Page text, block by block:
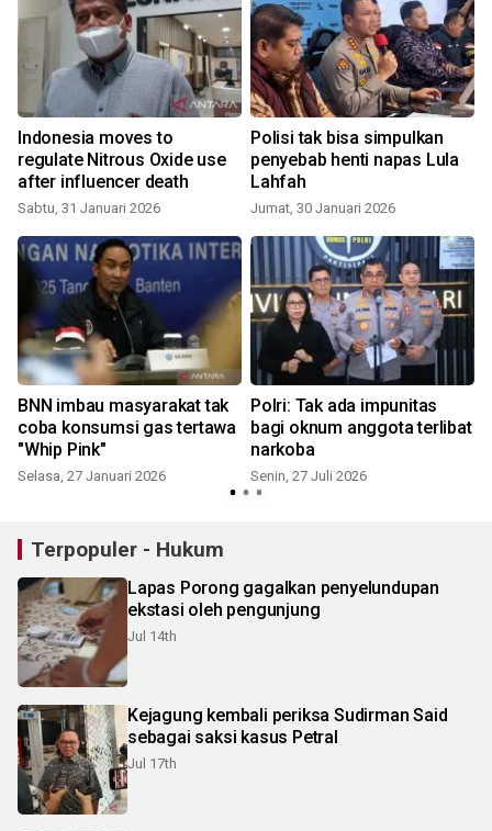
Indonesia moves to
regulate Nitrous Oxide use
after influencer death
Sabtu, 31 Januari 2026
Polisi tak bisa simpulkan
penyebab henti napas Lula
Lahfah
Jumat, 30 Januari 2026
BNN imbau masyarakat tak
coba konsumsi gas tertawa
"Whip Pink"
Selasa, 27 Januari 2026
Polri: Tak ada impunitas
bagi oknum anggota terlibat
narkoba
Senin, 27 Juli 2026
Terpopuler - Hukum
Lapas Porong gagalkan penyelundupan
ekstasi oleh pengunjung
Jul 14th
Kejagung kembali periksa Sudirman Said
sebagai saksi kasus Petral
Jul 17th